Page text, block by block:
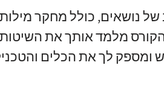
של נושאים, כולל מחקר
הקורס מלמד אותך את
ומספק לך את הכלים